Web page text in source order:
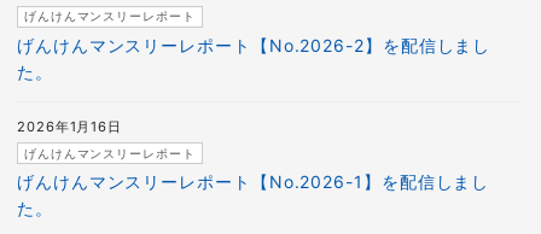
げんけんマンスリーレポート【No.2026-2】を配信しまし
た。
げんけんマンスリーレポート
げんけんマンスリーレポート【No.2026-1】を配信しまし
た。
げんけんマンスリーレポート
2026年1月16日